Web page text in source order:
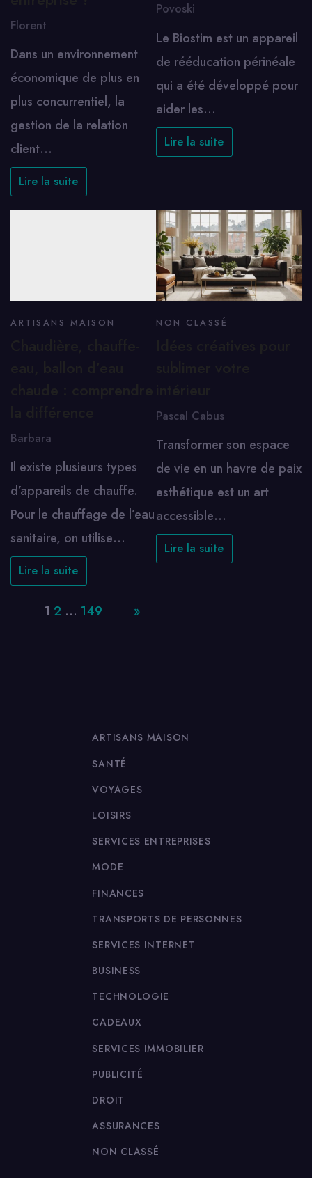
Florent
Dans un environnement
économique de plus en
plus concurrentiel, la
gestion de la relation
client…
Lire la suite
Povoski
Le Biostim est un appareil
de rééducation périnéale
qui a été développé pour
aider les…
Lire la suite
ARTISANS MAISON
Barbara
Il existe plusieurs types
d’appareils de chauffe.
Pour le chauffage de l’eau
sanitaire, on utilise…
Lire la suite
NON CLASSÉ
Pascal Cabus
Transformer son espace
de vie en un havre de paix
esthétique est un art
accessible…
Lire la suite
1 2 … 149 »
ARTISANS MAISON
SANTÉ
VOYAGES
LOISIRS
SERVICES ENTREPRISES
MODE
FINANCES
TRANSPORTS DE PERSONNES
SERVICES INTERNET
BUSINESS
TECHNOLOGIE
CADEAUX
SERVICES IMMOBILIER
PUBLICITÉ
DROIT
ASSURANCES
NON CLASSÉ